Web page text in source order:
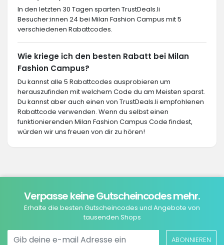
In den letzten 30 Tagen sparten TrustDeals.li
Besucher:innen 24 bei Milan Fashion Campus mit 5
verschiedenen Rabattcodes.
Wie kriege ich den besten Rabatt bei Milan
Fashion Campus?
Du kannst alle 5 Rabattcodes ausprobieren um
herauszufinden mit welchem Code du am Meisten sparst.
Du kannst aber auch einen von TrustDeals.li empfohlenen
Rabattcode verwenden. Wenn du selbst einen
funktionierenden Milan Fashion Campus Code findest,
würden wir uns freuen von dir zu hören!
Verpasse keine Gutscheincodes mehr.
Erhalte die besten Gutscheincodes und Angebote von
tausenden Shops
ABONNIEREN